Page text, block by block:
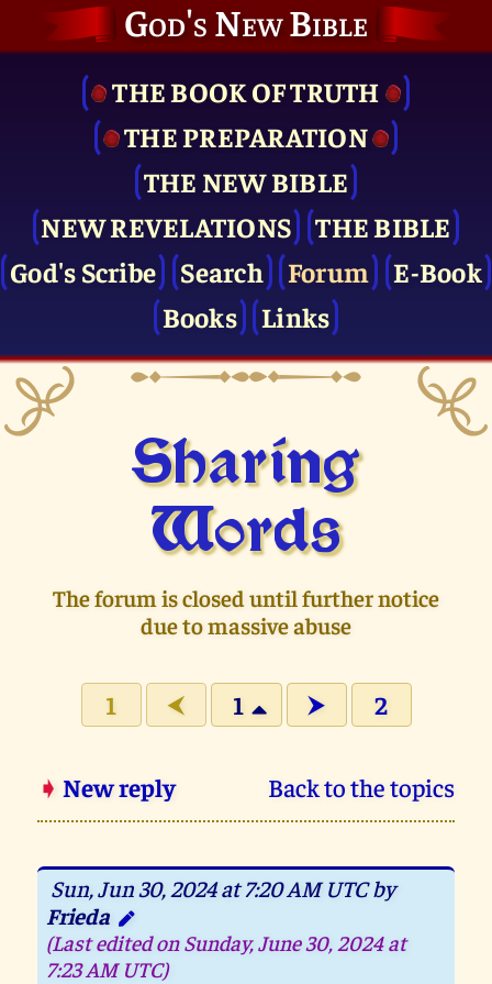
God's New Bible
THE BOOK OF TRUTH
THE PRE­PARATION
THE NEW BIBLE
NEW REVELATIONS
THE BIBLE
God's Scribe
Search Forum
E-Book
Books
Links
Sharing
Words
The forum is closed until further notice
due to massive abuse
1 ⮜ 1 ⮞ 2
➧ New reply Back to the topics
Sun, Jun 30, 2024 at 7:20 AM UTC by
Frieda
(Last edited on Sunday, June 30, 2024 at
7:23 AM UTC)